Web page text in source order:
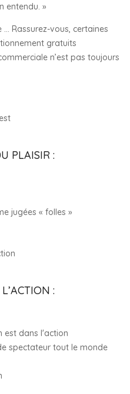
entendu. »
Rassurez-vous, certaines
gratuits
n’est pas toujours
PLAISIR :
jugées « folles »
:
est dans l'action
spectateur tout le monde